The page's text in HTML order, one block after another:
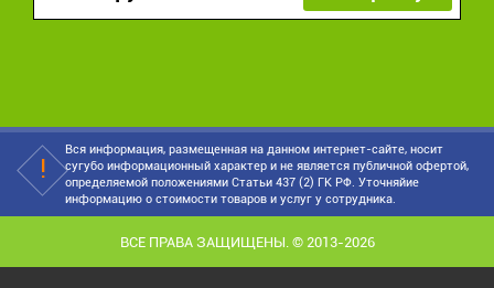
Вся информация, размещенная на данном интернет-сайте, носит
сугубо информационный характер и не является публичной офертой,
определяемой положениями Статьи 437 (2) ГК РФ. Уточняйие
информацию о стоимости товаров и услуг у сотрудника.
ВСЕ ПРАВА ЗАЩИЩЕНЫ. © 2013-2026